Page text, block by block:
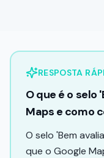
APRENDA
Central de
GEO – Generative
Guia de
RESPOSTA
O que é o selo
Maps e como
O selo 'Bem
que o Google